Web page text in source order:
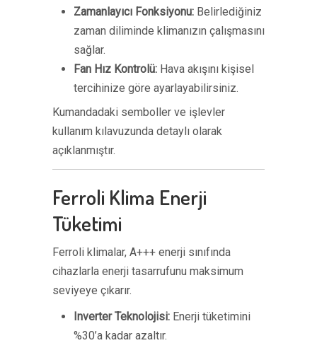
Zamanlayıcı Fonksiyonu: Belirlediğiniz
zaman diliminde klimanızın çalışmasını
sağlar.
Fan Hız Kontrolü: Hava akışını kişisel
tercihinize göre ayarlayabilirsiniz.
Kumandadaki semboller ve işlevler
kullanım kılavuzunda detaylı olarak
açıklanmıştır.
Ferroli Klima Enerji
Tüketimi
Ferroli klimalar, A+++ enerji sınıfında
cihazlarla enerji tasarrufunu maksimum
seviyeye çıkarır.
Inverter Teknolojisi: Enerji tüketimini
%30’a kadar azaltır.